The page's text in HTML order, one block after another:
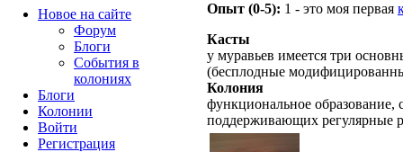
Опыт (0-5): 1 - это моя первая
Касты
у муравьев имеется три
(бесплодные
Колония
функциональное образование,
поддерживающих регулярные
Новое на сайте
Форум
Блоги
События в
колониях
Блоги
Колонии
Войти
Peгиcтpaция